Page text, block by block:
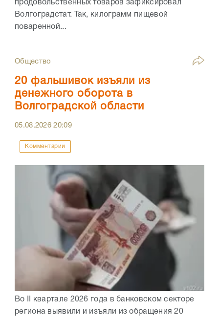
продовольственных товаров зафиксировал
Волгоградстат. Так, килограмм пищевой
поваренной...
Общество
20 фальшивок изъяли из
денежного оборота в
Волгоградской области
05.08.202620:09
Комментарии
Во II квартале 2026 года в банковском секторе
региона выявили и изъяли из обращения 20